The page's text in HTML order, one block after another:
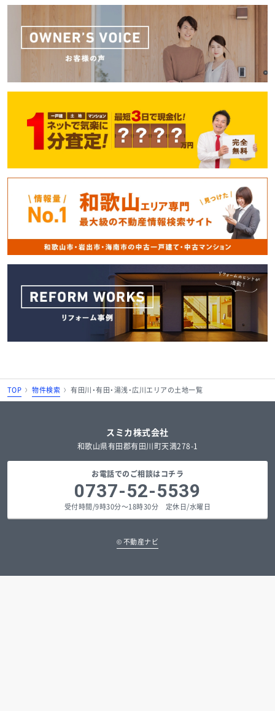
TOP 物件検索 有田川・有田・湯浅・広川エリアの土地一覧
お電話でのご相談はコチラ
0737-52-5539
受付時間/9時30分～18時30分 定休日/水曜日
スミカ株式会社
和歌山県有田郡有田川町天満278-1
©不動産ナビ